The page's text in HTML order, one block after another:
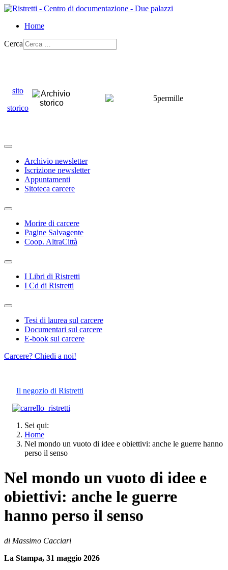
Home
Cerca
sito
storico
Archivio newsletter
Iscrizione newsletter
Appuntamenti
Sitoteca carcere
Morire di carcere
Pagine Salvagente
Coop. AltraCittà
I Libri di Ristretti
I Cd di Ristretti
Tesi di laurea sul carcere
Documentari sul carcere
E-book sul carcere
Carcere? Chiedi a noi!
Il negozio di Ristretti
Sei qui:
Home
Nel mondo un vuoto di idee e obiettivi: anche le guerre hanno
perso il senso
Nel mondo un vuoto di idee e
obiettivi: anche le guerre
hanno perso il senso
di Massimo Cacciari
La Stampa, 31 maggio 2026